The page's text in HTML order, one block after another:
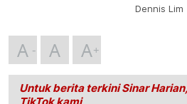
Dennis Lim
A A A
Untuk berita terkini Sinar